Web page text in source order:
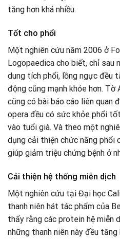
tăng hơn khá nhiều.
Tốt cho phổi
Một nghiên cứu năm 2006 ở
Logopaedica cho biết, chỉ sau
dung tích phổi, lồng ngực đều
động cũng mạnh khỏe hơn.
cũng có bài báo cáo liên quan
opera đều có sức khỏe phổi
vào tuổi già. Và theo một
dụng cải thiện chức năng phổi
giúp giảm triệu chứng bệnh ở
Cải thiện hệ thống miễn dịch
Một nghiên cứu tại Đại học
thanh niên hát tác phẩm của
thấy rằng các protein hệ miễn
những thanh niên này đều